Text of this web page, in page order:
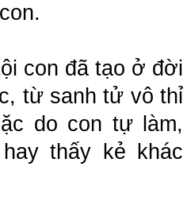
con đã tạo ở đời
từ sanh tử vô thỉ
do con tự làm,
thấy kẻ khác